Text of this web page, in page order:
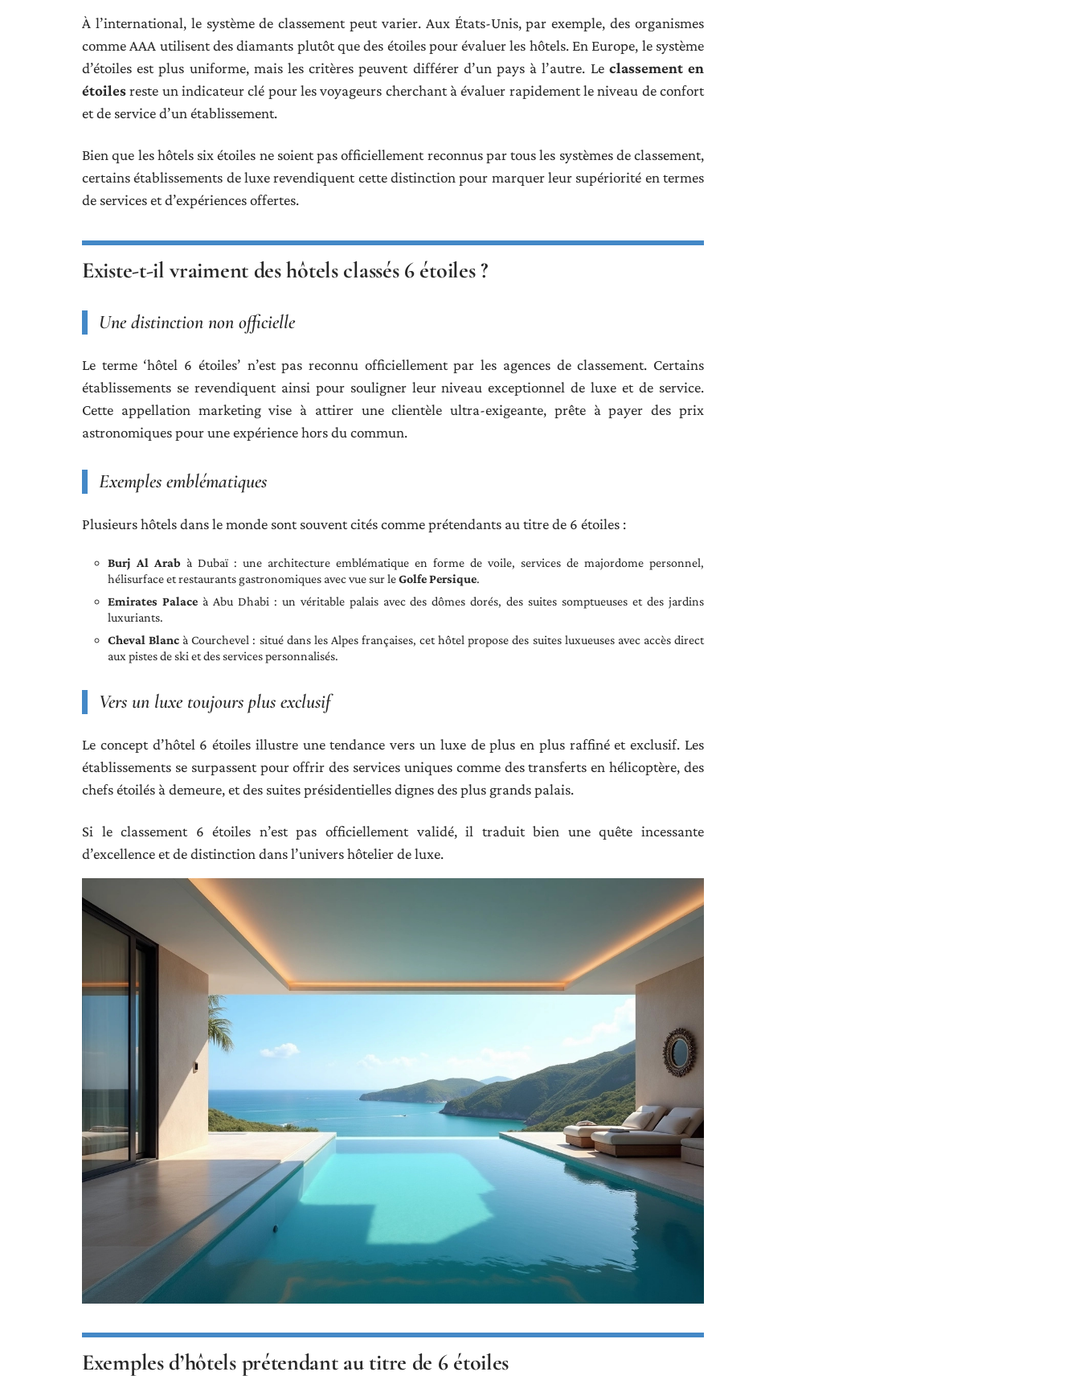
À l’international, le système de classement peut varier. Aux États-Unis, par exemple, des organismes
comme AAA utilisent des diamants plutôt que des étoiles pour évaluer les hôtels. En Europe, le système
d’étoiles est plus uniforme, mais les critères peuvent différer d’un pays à l’autre. Le classement en
étoilesreste un indicateur clé pour les voyageurs cherchant à évaluer rapidement le niveau de confort
et de service d’un établissement.
Bien que les hôtels six étoiles ne soient pas officiellement reconnus par tous les systèmes de classement,
certains établissements de luxe revendiquent cette distinction pour marquer leur supériorité en termes
de services et d’expériences offertes.
Existe-t-il vraiment des hôtels classés 6 étoiles ?
Une distinction non officielle
Le terme ‘hôtel 6 étoiles’ n’est pas reconnu officiellement par les agences de classement. Certains
établissements se revendiquent ainsi pour souligner leur niveau exceptionnel de luxe et de service.
Cette appellation marketing vise à attirer une clientèle ultra-exigeante, prête à payer des prix
astronomiques pour une expérience hors du commun.
Exemples emblématiques
Plusieurs hôtels dans le monde sont souvent cités comme prétendants au titre de 6 étoiles :
Burj Al Arab à Dubaï : une architecture emblématique en forme de voile, services de majordome personnel,
hélisurface et restaurants gastronomiques avec vue sur leGolfe Persique.
Emirates Palaceà Abu Dhabi : un véritable palais avec des dômes dorés, des suites somptueuses et des jardins
luxuriants.
Cheval Blanc à Courchevel : situé dans les Alpes françaises, cet hôtel propose des suites luxueuses avec accès direct
aux pistes de ski et des services personnalisés.
Vers un luxe toujours plus exclusif
Le concept d’hôtel 6 étoiles illustre une tendance vers un luxe de plus en plus raffiné et exclusif. Les
établissements se surpassent pour offrir des services uniques comme des transferts en hélicoptère, des
chefs étoilés à demeure, et des suites présidentielles dignes des plus grands palais.
Si le classement 6 étoiles n’est pas officiellement validé, il traduit bien une quête incessante
d’excellence et de distinction dans l’univers hôtelier de luxe.
Exemples d’hôtels prétendant au titre de 6 étoiles